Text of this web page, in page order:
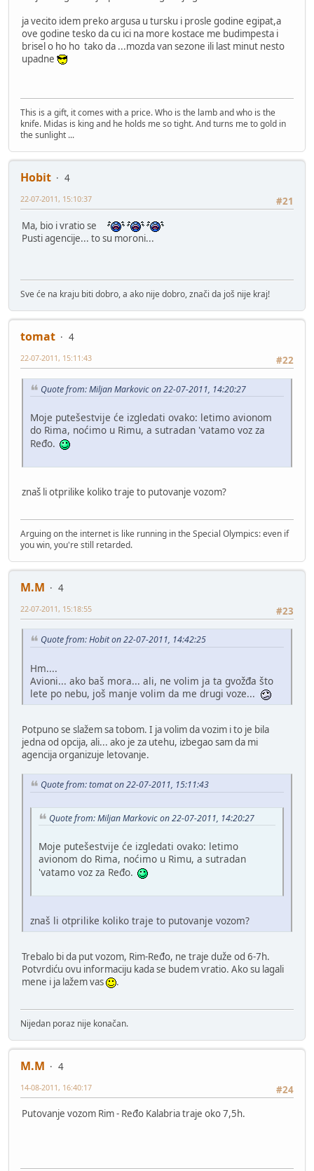
ja vecito idem preko argusa u tursku i prosle godine egipat,a
ove godine tesko da cu ici na more kostace me budimpesta i
brisel o ho ho tako da ...mozda van sezone ili last minut nesto
upadne
This is a gift, it comes with a price. Who is the lamb and who is the
knife. Midas is king and he holds me so tight. And turns me to gold in
the sunlight ...
Hobit
4
#21
22-07-2011, 15:10:37
Ma, bio i vratio se
Pusti agencije... to su moroni...
Sve će na kraju biti dobro, a ako nije dobro, znači da još nije kraj!
tomat
4
#22
22-07-2011, 15:11:43
Quote from: Miljan Markovic on 22-07-2011, 14:20:27
Moje putešestvije će izgledati ovako: letimo avionom
do Rima, noćimo u Rimu, a sutradan 'vatamo voz za
Ređo.
znaš li otprilike koliko traje to putovanje vozom?
Arguing on the internet is like running in the Special Olympics: even if
you win, you're still retarded.
M.M
4
#23
22-07-2011, 15:18:55
Quote from: Hobit on 22-07-2011, 14:42:25
Hm....
Avioni... ako baš mora... ali, ne volim ja ta gvožđa što
lete po nebu, još manje volim da me drugi voze...
Potpuno se slažem sa tobom. I ja volim da vozim i to je bila
jedna od opcija, ali... ako je za utehu, izbegao sam da mi
agencija organizuje letovanje.
Quote from: tomat on 22-07-2011, 15:11:43
Quote from: Miljan Markovic on 22-07-2011, 14:20:27
Moje putešestvije će izgledati ovako: letimo
avionom do Rima, noćimo u Rimu, a sutradan
'vatamo voz za Ređo.
znaš li otprilike koliko traje to putovanje vozom?
Trebalo bi da put vozom, Rim-Ređo, ne traje duže od 6-7h.
Potvrdiću ovu informaciju kada se budem vratio. Ako su lagali
mene i ja lažem vas
.
Nijedan poraz nije konačan.
M.M
4
#24
14-08-2011, 16:40:17
Putovanje vozom Rim - Ređo Kalabria traje oko 7,5h.